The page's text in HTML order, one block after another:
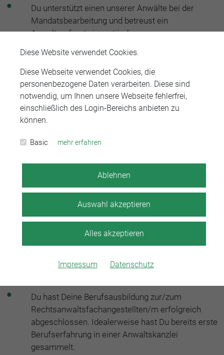
Diese Website verwendet Cookies.
Diese Webseite verwendet Cookies, die
personenbezogene Daten verarbeiten. Diese sind
notwendig, um Ihnen unsere Webseite fehlerfrei,
einschließlich des Login-Bereichs anbieten zu
können.
Basic mehr erfahren
Ablehnen
Auswahl akzeptieren
Alles akzeptieren
Impressum Datenschutz
Du unterstützt einen unserer Anwälte bei der
Mandatsbearbeitung und betreust ein
Anwaltsreferat eigenständig.
Du hast täglich Kontakt zu Mandanten, Anwälten
und Gerichten und bist erste Anlaufstelle für
telefonische Anfragen. Außerdem betreust du
unseren elektronischen Kommunikationskanäle.
Du erstellst Schriftsätze, sowohl
digitale Aktenführung, Fristenüberwachung,
Terminverwaltung und Abrechnung erledigst du
eigenverantwortlich.
Du hast Deine Berufsausbildung zur/zum
Rechtsanwaltsfachangestellten/m erfolgreich
abgeschlossen. Idealerweise hast Du bereits erste
Berufserfahrung in einer Anwaltskanzlei
gesammelt.